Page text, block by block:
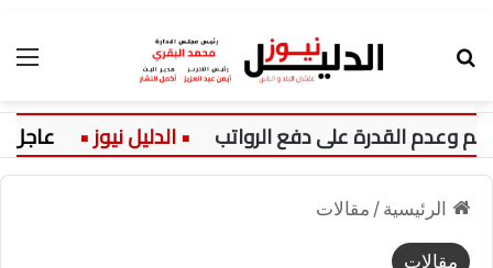
القدرة على دفع الرواتب عاجل:
الرئيسية / مقالات
مقالات